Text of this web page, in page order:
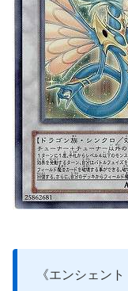
《エンシェン